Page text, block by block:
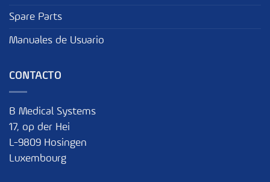
Spare Parts
Manuales de Usuario
CONTACTO
B Medical Systems
17, op der Hei
L-9809 Hosingen
Luxembourg